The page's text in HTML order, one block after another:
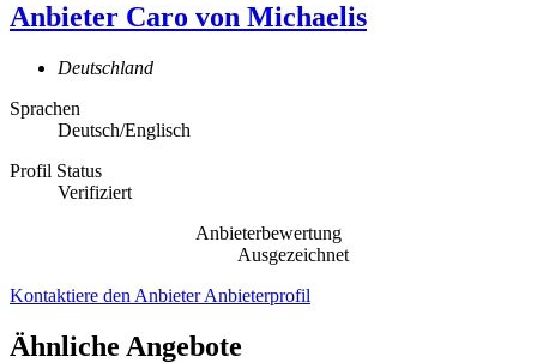
Anbieter Caro von Michaelis
Deutschland
Sprachen
Deutsch/Englisch
Profil Status
Verifiziert
Anbieterbewertung
Ausgezeichnet
Kontaktiere den AnbieterAnbieterprofil
Ähnliche Angebote